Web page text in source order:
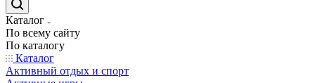
Каталог
По всему сайту
По каталогу
Каталог
Активный отдых и спорт